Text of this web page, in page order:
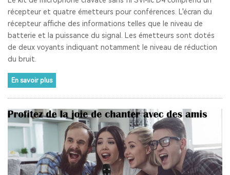
récepteur et quatre émetteurs pour conférences. L'écran du
récepteur affiche des informations telles que le niveau de
batterie et la puissance du signal. Les émetteurs sont dotés
de deux voyants indiquant notamment le niveau de réduction
du bruit.
En savoir plus
RADIO LW RESTAURANT PAGER
SYSTÈME D'APPEL POUR CUISINE INTERPHONE DE FENÊTRE
SYSTÈME D'INTERPHONE DE HAUT-PARLEUR DE FENÊTRE
SYSTÈME D'APPEL À L'ÉCRAN BIPEUR RESTAURANT
BAR COFÉ
CASQUE DE COMMUNICATION BIDIRECTIONNEL